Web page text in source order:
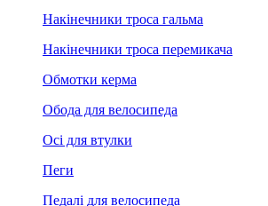
Накінечники троса гальма
Накінечники троса перемикача
Обмотки керма
Обода для велосипеда
Осі для втулки
Пеги
Педалі для велосипеда